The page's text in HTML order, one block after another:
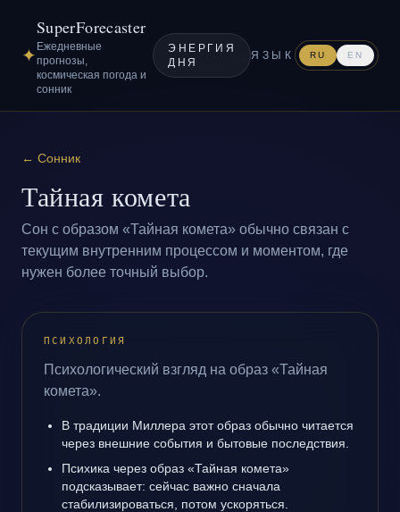
✦
SuperForecaster
Ежедневные
прогнозы,
космическая погода и
сонник
ЭНЕРГИЯ
ДНЯ
ЯЗЫК RU EN
← Сонник
Тайная комета
Сон с образом «Тайная комета» обычно связан с
текущим внутренним процессом и моментом, где
нужен более точный выбор.
ПСИХОЛОГИЯ
Психологический взгляд на образ «Тайная
комета».
В традиции Миллера этот образ обычно читается
через внешние события и бытовые последствия.
Психика через образ «Тайная комета»
подсказывает: сейчас важно сначала
стабилизироваться, потом ускоряться.